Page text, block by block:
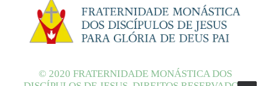
© 2020 FRATERNIDADE MONÁSTICA DOS